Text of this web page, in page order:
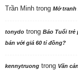
Trần Minh trong Mở tranh
tonydo trong Báo Tuổi trẻ
bán với giá 60 tỉ đồng?
kennytruong trong Vãn